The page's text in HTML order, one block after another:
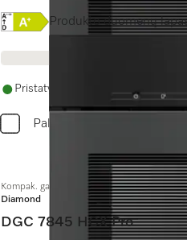
Online Label Flag,
Produkto duomenų
Pristatymas per 14 - 28 dienas
Palyginkite
Kompak. garinė orkaitė be ranken. su
Diamond
DGC 7845 HCX Pro